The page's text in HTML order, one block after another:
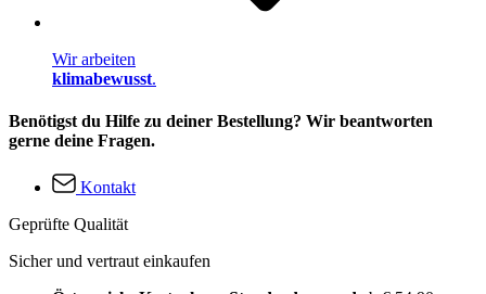
Wir arbeiten
klimabewusst.
Benötigst du Hilfe zu deiner Bestellung? Wir beantworten
gerne deine Fragen.
Kontakt
Geprüfte Qualität
Sicher und vertraut einkaufen